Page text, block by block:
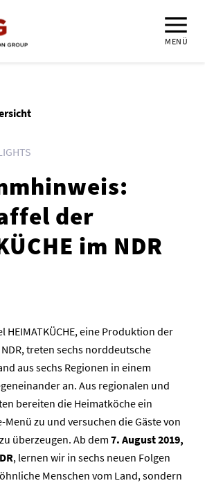
MENÜ
der
im NDR
HEIMATKÜCHE, eine Produktion der
NDR, treten sechs norddeutsche
aus sechs Regionen in einem
an. Aus regionalen und
bereiten die Heimatköche ein
Menü zu und versuchen die Gäste von
überzeugen. Ab dem 7. August 2019,
, lernen wir in sechs neuen Folgen
Menschen vom Land, sondern